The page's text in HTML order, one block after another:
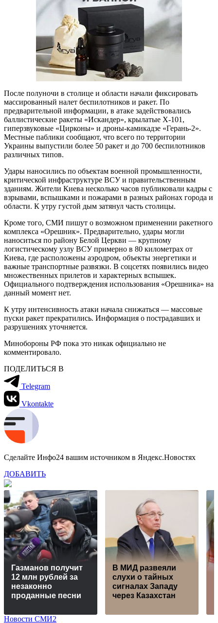
После полуночи в столице и области начали фиксировать
массированный налет беспилотников и ракет. По
предварительной информации, в атаке задействовались
баллистические ракеты «Искандер», крылатые Х-101,
гиперзвуковые «Цирконы» и дроны-камикадзе «Герань-2».
Местные паблики сообщают, что всего по территории
Украины выпустили более 50 ракет и до 700 беспилотников
различных типов.
Удары наносились по объектам военной промышленности,
критической инфраструктуре ВСУ и правительственным
зданиям. Жители Киева несколько часов публиковали кадры с
взрывами, вспышками и пожарами в разных районах города и
области. К утру густой дым затянул часть столицы.
Кроме того, СМИ пишут о возможном применении ракетного
комплекса «Орешник». Предварительно, удары могли
наноситься по району Белой Церкви — крупному
логистическому узлу ВСУ примерно в 80 километрах от
Киева, где расположены аэродром, объекты энергетики и
важные транспортные развязки. В соцсетях появились видео
множественных прилетов и характерных вспышек.
Официального подтверждения использования «Орешника» на
данный момент нет.
К утру интенсивность атаки начала снижаться — массовые
пуски ракет прекратились. Информация о пострадавших и
разрушениях уточняется.
Минобороны РФ пока это никак официально не
комментировало.
ПОДЕЛИТЬСЯ В
Telegram
Vkontakte
Сделайте Инфо24 вашим источником в Яндекс.Новостях
ДОБАВИТЬ
Газманов получит
12 млн рублей за
незаконно
проданные песни
В МИД развеяли
слухи о тайных
сигналах Западу
через Казахстан
Новости СМИ2